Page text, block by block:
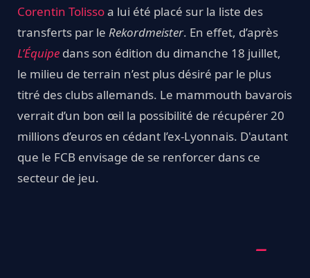
Corentin Tolissoa lui été placé sur la liste des
transferts par le Rekordmeister. En effet, d’après
L’Équipe dans son édition du dimanche 18 juillet,
le milieu de terrain n’est plus désiré par le plus
titré des clubs allemands. Le mammouth bavarois
verrait d’un bon œil la possibilité de récupérer 20
millions d’euros en cédant l’ex-Lyonnais. D'autant
que le FCB envisage de se renforcer dans ce
secteur de jeu.